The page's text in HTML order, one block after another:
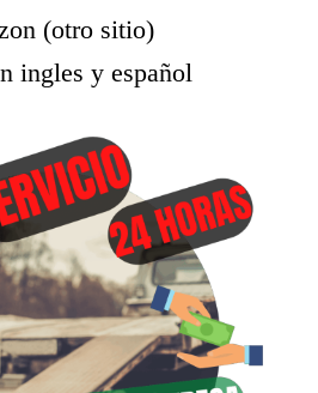
(otro sitio)
ingles y español